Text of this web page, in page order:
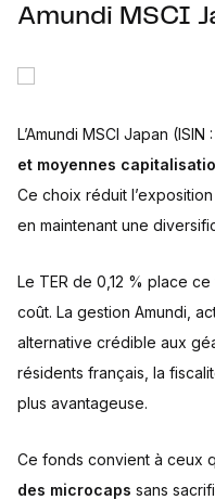
Amundi MSCI
L’Amundi MSCI Japan (ISIN
et moyennes
Ce choix réduit
en maintenant une
Le TER de 0,12 % place
coût. La gestion Amundi,
alternative crédible aux
résidents français, la
plus avantageuse.
Ce fonds convient à ceux
des microcaps sans